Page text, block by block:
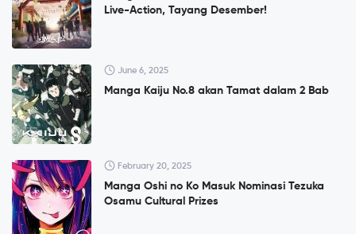
Live-Action, Tayang Desember!
June 6, 2025
Manga Kaiju No.8 akan Tamat dalam 2 Bab
February 20, 2025
Manga Oshi no Ko Masuk Nominasi Tezuka
Osamu Cultural Prizes